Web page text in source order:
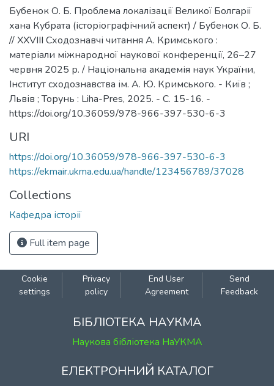
Бубенок О. Б. Проблема локалізації Великої Болгарії
хана Кубрата (історіографічний аспект) / Бубенок О. Б.
// ХХVІІІ Сходознавчі читання А. Кримського :
матеріали міжнародної наукової конференції, 26–27
червня 2025 р. / Національна академія наук України,
Інститут сходознавства ім. А. Ю. Кримського. - Київ ;
Львів ; Торунь : Liha-Pres, 2025. - C. 15-16. -
https://doi.org/10.36059/978-966-397-530-6-3
URI
https://doi.org/10.36059/978-966-397-530-6-3
https://ekmair.ukma.edu.ua/handle/123456789/37028
Collections
Кафедра історії
Full item page
Cookie
settings
Privacy
policy
End User
Agreement
Send
Feedback
БІБЛІОТЕКА НАУКМА
Наукова бібліотека НаУКМА
ЕЛЕКТРОННИЙ КАТАЛОГ